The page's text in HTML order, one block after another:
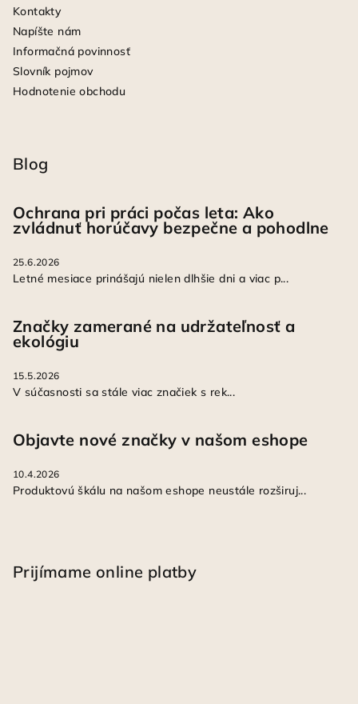
Kontakty
Napíšte nám
Informačná povinnosť
Slovník pojmov
Hodnotenie obchodu
Blog
Ochrana pri práci počas leta: Ako
zvládnuť horúčavy bezpečne a pohodlne
25.6.2026
Letné mesiace prinášajú nielen dlhšie dni a viac p...
Značky zamerané na udržateľnosť a
ekológiu
15.5.2026
V súčasnosti sa stále viac značiek s rek...
Objavte nové značky v našom eshope
10.4.2026
Produktovú škálu na našom eshope neustále rozširuj...
Prijímame online platby